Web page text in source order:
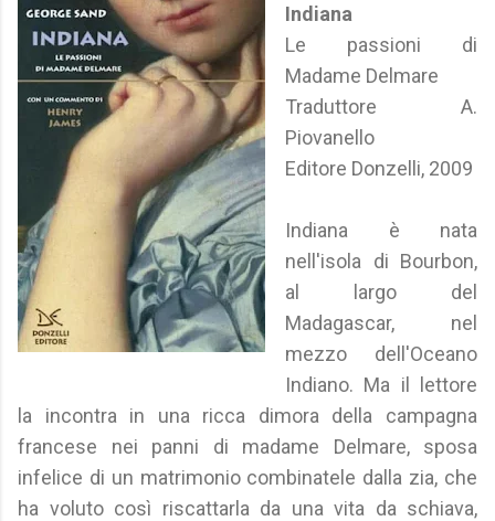
Indiana
Le passioni di
Madame Delmare
Traduttore A.
Piovanello
Editore Donzelli, 2009
Indiana è nata
nell'isola di Bourbon,
al largo del
Madagascar, nel
mezzo dell'Oceano
Indiano. Ma il lettore
la incontra in una ricca dimora della campagna
francese nei panni di madame Delmare, sposa
infelice di un matrimonio combinatele dalla zia, che
ha voluto così riscattarla da una vita da schiava,